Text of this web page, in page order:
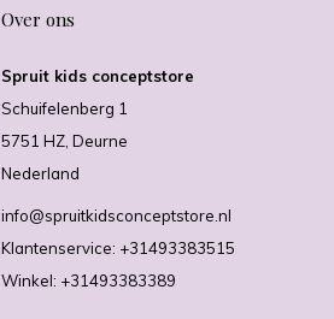
Over ons
Spruit kids conceptstore
Schuifelenberg 1
5751 HZ, Deurne
Nederland
info@spruitkidsconceptstore.nl
Klantenservice: +31493383515
Winkel: +31493383389